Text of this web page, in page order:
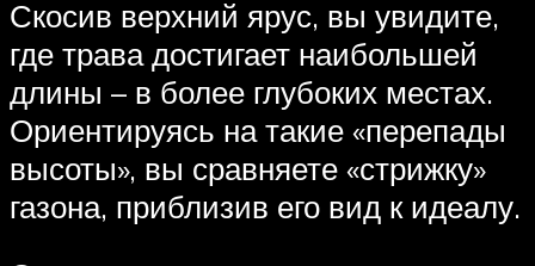
Скосив верхний ярус, вы увидите,
где трава достигает наибольшей
длины – в более глубоких местах.
Ориентируясь на такие «перепады
высоты», вы сравняете «стрижку»
газона, приблизив его вид к идеалу.